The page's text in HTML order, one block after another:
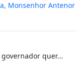
Monsenhor Antenor
quer...